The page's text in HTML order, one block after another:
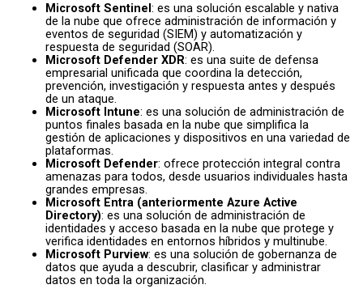
Microsoft Sentinel: es una solución escalable y nativa
de la nube que ofrece administración de información y
eventos de seguridad (SIEM) y automatización y
respuesta de seguridad (SOAR).
Microsoft Defender XDR: es una suite de defensa
empresarial unificada que coordina la detección,
prevención, investigación y respuesta antes y después
de un ataque.
Microsoft Intune: es una solución de administración de
puntos finales basada en la nube que simplifica la
gestión de aplicaciones y dispositivos en una variedad de
plataformas.
Microsoft Defender: ofrece protección integral contra
amenazas para todos, desde usuarios individuales hasta
grandes empresas.
Microsoft Entra (anteriormente Azure Active
Directory): es una solución de administración de
identidades y acceso basada en la nube que protege y
verifica identidades en entornos híbridos y multinube.
Microsoft Purview: es una solución de gobernanza de
datos que ayuda a descubrir, clasificar y administrar
datos en toda la organización.